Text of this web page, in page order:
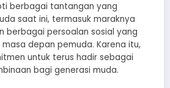
berbagai tantangan yang
saat ini, termasuk maraknya
berbagai persoalan sosial yang
depan pemuda. Karena itu,
untuk terus hadir sebagai
bagi generasi muda.